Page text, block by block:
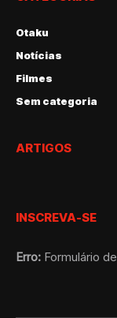
Otaku
Notícias
Filmes
Sem categoria
ARTIGOS
INSCREVA-SE
Erro: Formulário